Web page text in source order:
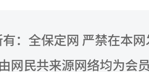
有：全保定网 严禁在本
网民共来源网络均为会